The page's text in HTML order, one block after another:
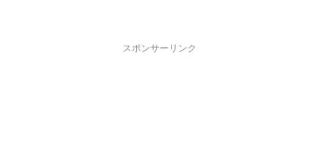
スポンサーリンク